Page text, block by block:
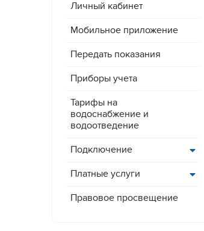
Личный кабинет
Мобильное приложение
Передать показания
Приборы учета
Тарифы на
водоснабжение и
водоотведение
Подключение
Платные услуги
Правовое просвещение